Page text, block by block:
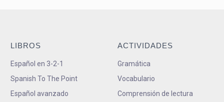
LIBROS
Español en 3-2-1
Spanish To The Point
Español avanzado
ACTIVIDADES
Gramática
Vocabulario
Comprensión de lectura